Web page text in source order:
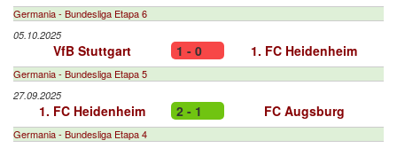
Germania - Bundesliga Etapa 6
05.10.2025
VfB Stuttgart 1 - 0 1. FC Heidenheim
Germania - Bundesliga Etapa 5
27.09.2025
1. FC Heidenheim 2 - 1 FC Augsburg
Germania - Bundesliga Etapa 4